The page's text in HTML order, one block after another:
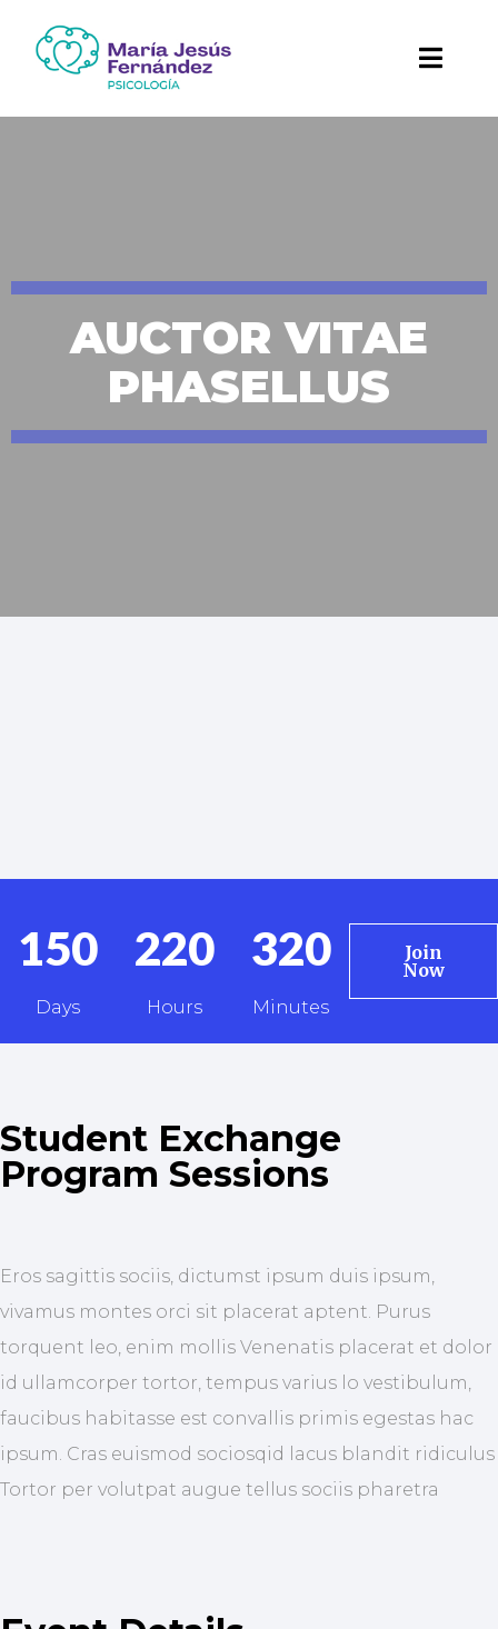
AUCTOR VITAE
PHASELLUS
150
Days
220
Hours
320
Minutes
Join
Now
Student Exchange
Program Sessions
Eros sagittis sociis, dictumst ipsum duis ipsum,
vivamus montes orci sit placerat aptent. Purus
torquent leo, enim mollis Venenatis placerat et dolor
id ullamcorper tortor, tempus varius lo vestibulum,
faucibus habitasse est convallis primis egestas hac
ipsum. Cras euismod sociosqid lacus blandit ridiculus
Tortor per volutpat augue tellus sociis pharetra